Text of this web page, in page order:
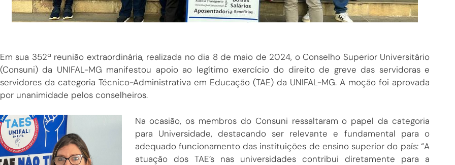
Em sua 352ª reunião extraordinária, realizada no dia 8 de maio de 2024, o Conselho Superior Universitário
(Consuni) da UNIFAL-MG manifestou apoio ao legítimo exercício do direito de greve das servidoras e
servidores da categoria Técnico-Administrativa em Educação (TAE) da UNIFAL-MG. A moção foi aprovada
por unanimidade pelos conselheiros.
Na ocasião, os membros do Consuni ressaltaram o papel da categoria
para Universidade, destacando ser relevante e fundamental para o
adequado funcionamento das instituições de ensino superior do país: “A
atuação dos TAE’s nas universidades contribui diretamente para a